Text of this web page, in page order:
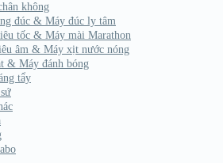
không
đúc & Máy đúc ly tâm
tốc & Máy mài Marathon
âm & Máy xịt nước nóng
& Máy đánh bóng
tẩy